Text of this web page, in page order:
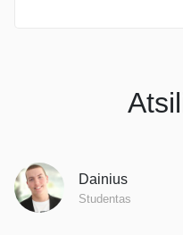
Dainius
Studentas